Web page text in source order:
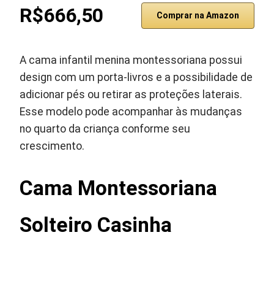
R$666,50 Comprar na Amazon
A cama infantil menina montessoriana possui
design com um porta-livros e a possibilidade de
adicionar pés ou retirar as proteções laterais.
Esse modelo pode acompanhar às mudanças
no quarto da criança conforme seu
crescimento.
Cama Montessoriana
Solteiro Casinha